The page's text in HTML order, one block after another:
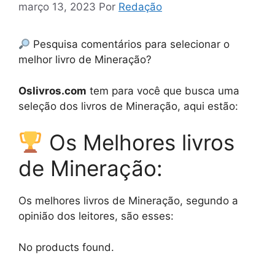
março 13, 2023 Por Redação
Pesquisa comentários para selecionar o
melhor livro de Mineração?
Oslivros.com tem para você que busca uma
seleção dos livros de Mineração, aqui estão:
Os Melhores livros
de Mineração:
Os melhores livros de Mineração, segundo a
opinião dos leitores, são esses:
No products found.